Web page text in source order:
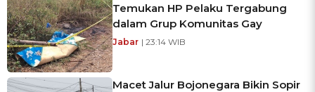
Temukan HP Pelaku Tergabung
dalam Grup Komunitas Gay
Jabar | 23:14 WIB
Macet Jalur Bojonegara Bikin Sopir